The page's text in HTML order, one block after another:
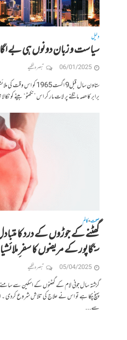
دلیل
سیاست و زبان دونوں ہی بے
06/01/2025 تبصرہ لکھیے
ستاون سال قبل9 اگست
برابر کا حصہ مانگنے پر لات مار کر اس ”نکھٹو“ بیٹے کو
صحت•کالم
گھٹنے کے جوڑوں کے درد کا
سنگاپور کے مریضوں کا سفر
05/04/2025 تبصرہ لکھیے
گزشتہ سال جونی لام کے گھٹنوں کے اسکین سے
پہنچ چُکا ہے تو اس نے علاج کی تلاش شروع کردی ۔
سے...